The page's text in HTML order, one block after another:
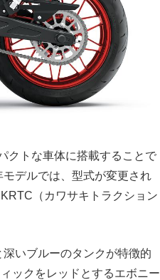
クトな車体に搭載することで
デルでは、型式が変更され
（カワサキトラクション
いブルーのタンクが特徴的
ックをレッドとするエボニー